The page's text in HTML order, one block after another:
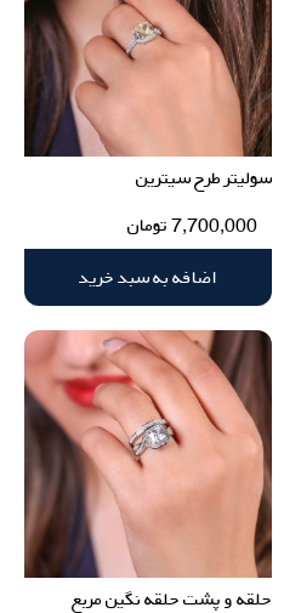
سولیتر طرح سیترین
7,700,000تومان
اضافه به سبد خرید
حلقه و پشت حلقه نگین مربع